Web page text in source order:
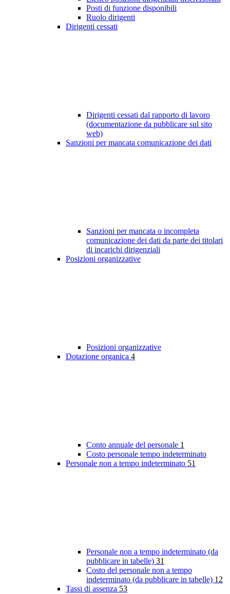
Posti di funzione disponibili
Ruolo dirigenti
Dirigenti cessati
Dirigenti cessati dal rapporto di lavoro
(documentazione da pubblicare sul sito
web)
Sanzioni per mancata comunicazione dei dati
Sanzioni per mancata o incompleta
comunicazione dei dati da parte dei titolari
di incarichi dirigenziali
Posizioni organizzative
Posizioni organizzative
Dotazione organica 4
Conto annuale del personale 1
Costo personale tempo indeterminato
Personale non a tempo indeterminato 51
Personale non a tempo indeterminato (da
pubblicare in tabelle) 31
Costo del personale non a tempo
indeterminato (da pubblicare in tabelle) 12
Tassi di assenza 53